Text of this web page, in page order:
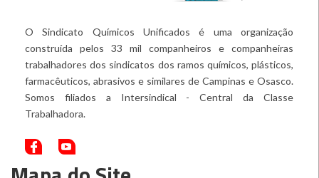
O Sindicato Químicos Unificados é uma organização
construída pelos 33 mil companheiros e companheiras
trabalhadores dos sindicatos dos ramos químicos, plásticos,
farmacêuticos, abrasivos e similares de Campinas e Osasco.
Somos filiados a Intersindical - Central da Classe
Trabalhadora.